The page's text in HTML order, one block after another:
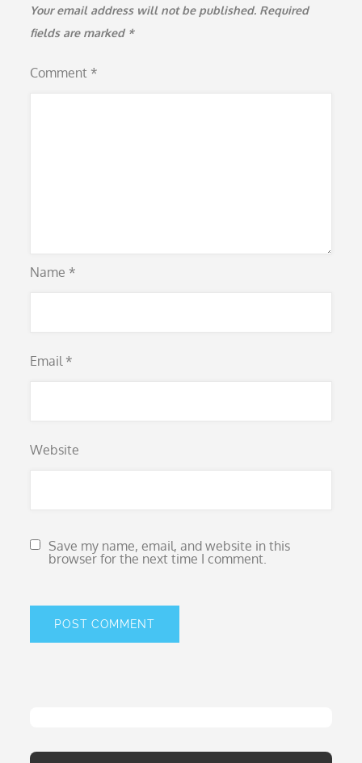
Your email address will not be published. Required
fields are marked *
Comment *
Name *
Email *
Website
Save my name, email, and website in this
browser for the next time I comment.